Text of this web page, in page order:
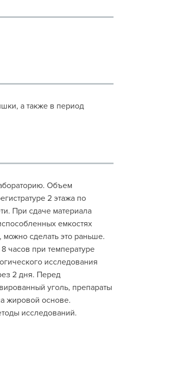
а также в период
Объем
2 этажа по
При сдаче материала
емкостях
сделать это раньше.
часов при температуре
исследования
2 дня. Перед
уголь, препараты
жировой основе.
исследований.